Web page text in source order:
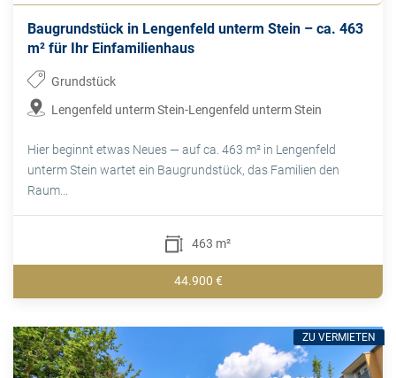
Baugrundstück in Lengenfeld unterm Stein – ca. 463
m² für Ihr Einfamilienhaus
Grundstück
Lengenfeld unterm Stein-Lengenfeld unterm Stein
Hier beginnt etwas Neues — auf ca. 463 m² in Lengenfeld
unterm Stein wartet ein Baugrundstück, das Familien den
Raum...
463 m²
44.900 €
ZU VERMIETEN